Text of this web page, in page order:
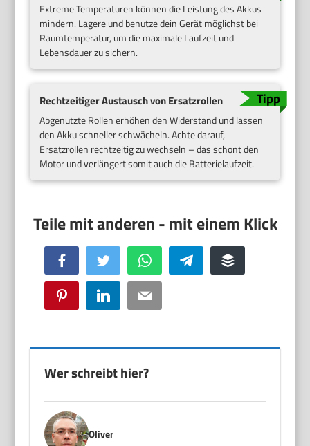
Extreme Temperaturen können die Leistung des Akkus
mindern. Lagere und benutze dein Gerät möglichst bei
Raumtemperatur, um die maximale Laufzeit und
Lebensdauer zu sichern.
Rechtzeitiger Austausch von Ersatzrollen
Abgenutzte Rollen erhöhen den Widerstand und lassen
den Akku schneller schwächeln. Achte darauf,
Ersatzrollen rechtzeitig zu wechseln – das schont den
Motor und verlängert somit auch die Batterielaufzeit.
Facebook Twitter WhatsApp Telegram Buffer
Pinterest LinkedIn Email
Wer schreibt hier?
Oliver